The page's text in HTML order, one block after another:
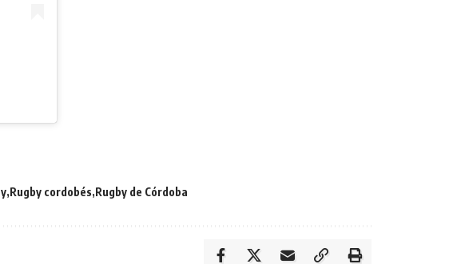
Rugby cordobés Rugby de Córdoba